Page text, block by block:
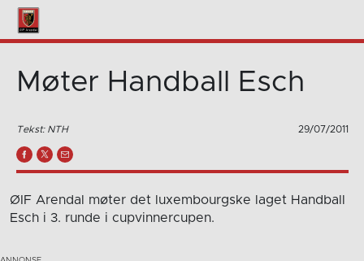
Møter Handball Esch
Tekst: NTH 29/07/2011
ØIF Arendal møter det luxembourgske laget Handball
Esch i 3. runde i cupvinnercupen.